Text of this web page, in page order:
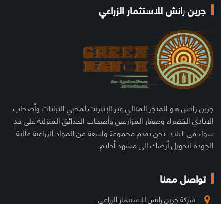
جرين رانش للاستثمار الزراعي
جرين رانش هو المتجر المثالي عبر الإنترنت لمحبي النباتات وأصحاب
الايادي الخضراء وصغار المزارعين وأصحاب الحدائق المنزلية على حدٍ
سواء في البلاد. نحن نقدم مجموعة واسعة من المواد الزراعية عالية
الجودة لتحويل أرضك إلى مشهد أحلام.
تواصل معنا
شركة جرين رانش للاستثمار الزراعي